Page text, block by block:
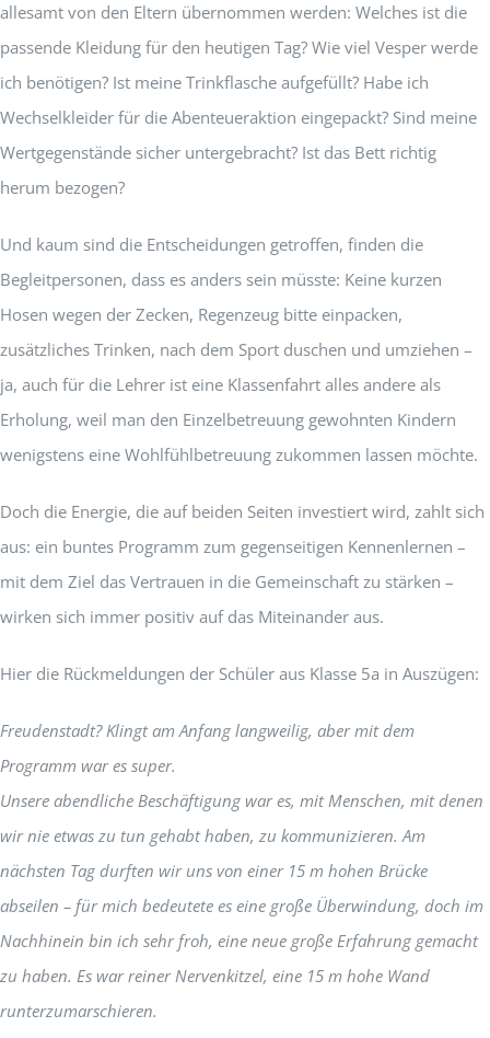
allesamt von den Eltern übernommen werden: Welches ist die
passende Kleidung für den heutigen Tag? Wie viel Vesper werde
ich benötigen? Ist meine Trinkflasche aufgefüllt? Habe ich
Wechselkleider für die Abenteueraktion eingepackt? Sind meine
Wertgegenstände sicher untergebracht? Ist das Bett richtig
herum bezogen?
Und kaum sind die Entscheidungen getroffen, finden die
Begleitpersonen, dass es anders sein müsste: Keine kurzen
Hosen wegen der Zecken, Regenzeug bitte einpacken,
zusätzliches Trinken, nach dem Sport duschen und umziehen –
ja, auch für die Lehrer ist eine Klassenfahrt alles andere als
Erholung, weil man den Einzelbetreuung gewohnten Kindern
wenigstens eine Wohlfühlbetreuung zukommen lassen möchte.
Doch die Energie, die auf beiden Seiten investiert wird, zahlt sich
aus: ein buntes Programm zum gegenseitigen Kennenlernen –
mit dem Ziel das Vertrauen in die Gemeinschaft zu stärken –
wirken sich immer positiv auf das Miteinander aus.
Hier die Rückmeldungen der Schüler aus Klasse 5a in Auszügen:
Freudenstadt? Klingt am Anfang langweilig, aber mit dem
Programm war es super.
Unsere abendliche Beschäftigung war es, mit Menschen, mit denen
wir nie etwas zu tun gehabt haben, zu kommunizieren. Am
nächsten Tag durften wir uns von einer 15 m hohen Brücke
abseilen – für mich bedeutete es eine große Überwindung, doch im
Nachhinein bin ich sehr froh, eine neue große Erfahrung gemacht
zu haben. Es war reiner Nervenkitzel, eine 15 m hohe Wand
runterzumarschieren.